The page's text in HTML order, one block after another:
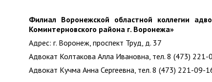
Филиал Воронежской областной коллегии
Коминтерновского района г. Воронежа»
Адрес: г. Воронеж, проспект Труд, д. 37
Адвокат Колтакова Алла Ивановна, тел. 8 (473) 221-
Адвокат Кучма Анна Сергеевна, тел. 8 (473) 221-09-